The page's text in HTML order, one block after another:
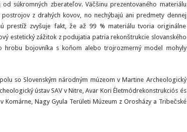
súkromných zberateľov. Väčšinu prezentovaného materiálu
z drahých kovov, no nechýbajú ani predmety dennej
prestíž zvyšuje fakt, že až 99 % materiálu tvoria originálne
estetický zážitok z podujatia patria rekonštrukcie slovanského
hrobu bojovníka s koňom alebo trojrozmerný model mohyly
so Slovenským národným múzeom v Martine Archeologický
ústav SAV v Nitre, Avar Kori Életmódrekonstrukciós és
Komárne, Nagy Gyula Területi Múzeum z Orosházy a Tribečské